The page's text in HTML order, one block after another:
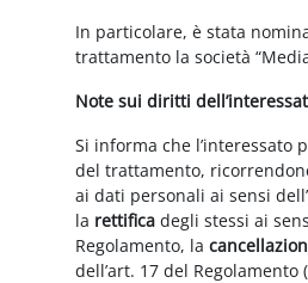
In particolare, è stata
trattamento la società
Note sui diritti
Si informa che l’interessato
del trattamento,
ai dati personali ai sensi
la rettificadegli stessi ai
Regolamento, la
dell’art. 17 del Regolamento